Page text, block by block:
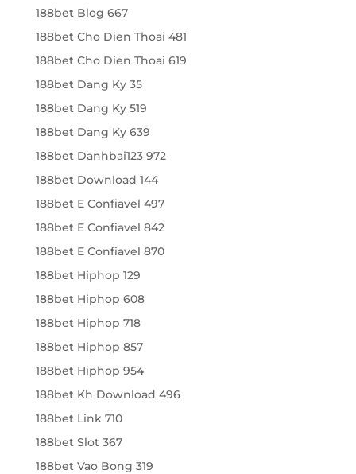
188bet Blog 667
188bet Cho Dien Thoai 481
188bet Cho Dien Thoai 619
188bet Dang Ky 35
188bet Dang Ky 519
188bet Dang Ky 639
188bet Danhbai123 972
188bet Download 144
188bet E Confiavel 497
188bet E Confiavel 842
188bet E Confiavel 870
188bet Hiphop 129
188bet Hiphop 608
188bet Hiphop 718
188bet Hiphop 857
188bet Hiphop 954
188bet Kh Download 496
188bet Link 710
188bet Slot 367
188bet Vao Bong 319